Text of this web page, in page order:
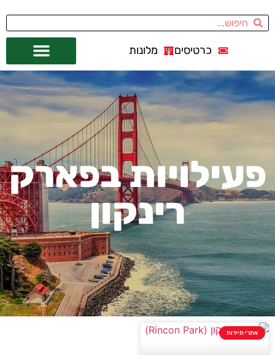
כרטיסים מלונות
פעילויות בפארק
רינקון
אתרי תיירות